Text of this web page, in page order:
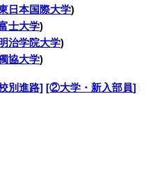
日本国際大学)
士大学)
治学院大学)
協大学)
別進路] [②大学・新入部員]